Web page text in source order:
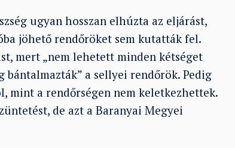
ugyan hosszan elhúzta az eljárást,
jöhető rendőröket sem kutatták fel.
mert „nem lehetett minden kétséget
a sellyei rendőrök. Pedig
mint a rendőrségen nem keletkezhettek.
de azt a Baranyai Megyei